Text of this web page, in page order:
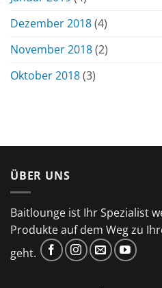
Dezember 2018(4)
November 2018(2)
Oktober 2018(3)
ÜBER UNS
Baitlounge ist Ihr Spezialist
Produkte auf dem Weg zu
geht.